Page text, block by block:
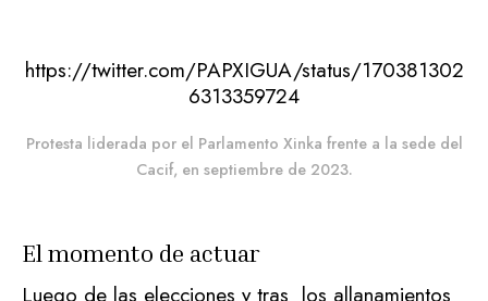
https://twitter.com/PAPXIGUA/status/170381302
6313359724
Protesta liderada por el Parlamento Xinka frente a la sede del
Cacif, en septiembre de 2023.
El momento de actuar